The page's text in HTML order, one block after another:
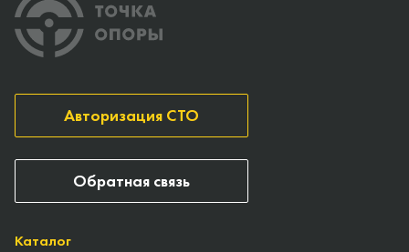
Каталог
Авторизация СТО
Обратная связь